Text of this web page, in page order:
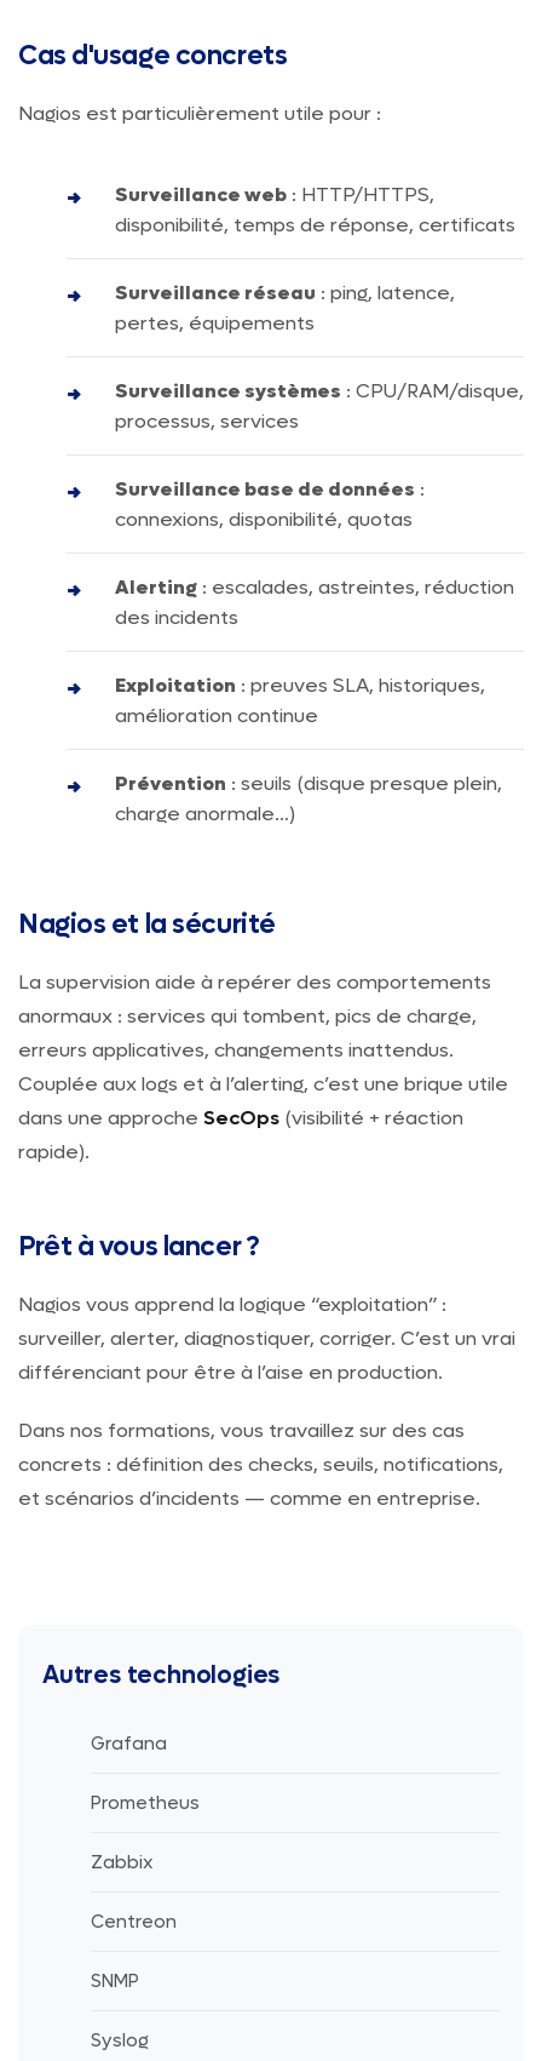
Cas d'usage concrets
Nagios est particulièrement utile pour :
Surveillance web : HTTP/HTTPS,
disponibilité, temps de réponse, certificats
Surveillance réseau : ping, latence,
pertes, équipements
Surveillance systèmes : CPU/RAM/disque,
processus, services
Surveillance base de données :
connexions, disponibilité, quotas
Alerting : escalades, astreintes, réduction
des incidents
Exploitation : preuves SLA, historiques,
amélioration continue
Prévention : seuils (disque presque plein,
charge anormale…)
Nagios et la sécurité
La supervision aide à repérer des comportements
anormaux : services qui tombent, pics de charge,
erreurs applicatives, changements inattendus.
Couplée aux logs et à l’alerting, c’est une brique utile
dans une approche SecOps (visibilité + réaction
rapide).
Prêt à vous lancer ?
Nagios vous apprend la logique “exploitation” :
surveiller, alerter, diagnostiquer, corriger. C’est un vrai
différenciant pour être à l’aise en production.
Dans nos formations, vous travaillez sur des cas
concrets : définition des checks, seuils, notifications,
et scénarios d’incidents — comme en entreprise.
Autres technologies
Grafana
Prometheus
Zabbix
Centreon
SNMP
Syslog